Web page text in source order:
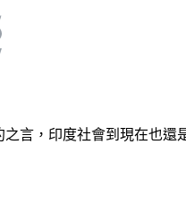
言，印度社會到現在也